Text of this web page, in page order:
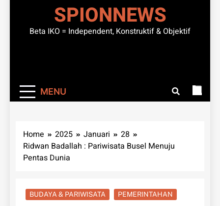
SPIONNEWS
Beta IKO = Independent, Konstruktif & Objektif
MENU
Home 2025 Januari
28
Ridwan Badallah : Pariwisata Busel Menuju
Pentas Dunia
BUDAYA & PARIWISATA PEMERINTAHAN